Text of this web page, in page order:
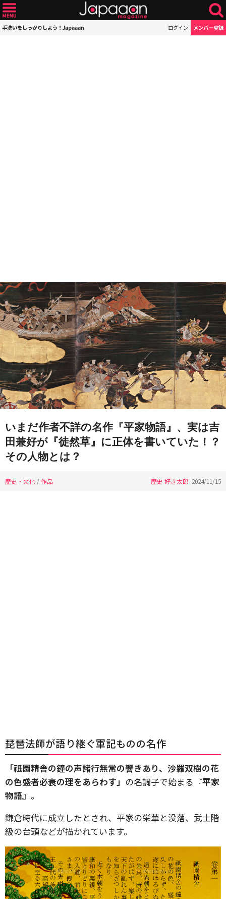
手洗いをしっかりしよう！Japaaan ログイン メンバー登録
いまだ作者不詳の名作『平家物語』、実は吉
田兼好が『徒然草』に正体を書いていた！？
その人物とは？
歴史・文化 /作品 歴史 好き太郎 2024/11/15
琵琶法師が語り継ぐ軍記ものの名作
「祇園精舎の鐘の声諸行無常の響きあり、沙羅双樹の花
の色盛者必衰の理をあらわす」 の名調子で始まる 『平家
物語』 。
鎌倉時代に成立したとされ、平家の栄華と没落、武士階
級の台頭などが描かれています。